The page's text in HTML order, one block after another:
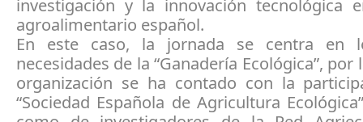
investigación y la innovación tecnológica
agroalimentario español.
En este caso, la jornada se centra en
necesidades de la “Ganadería Ecológica”, por
organización se ha contado con la
“Sociedad Española de Agricultura